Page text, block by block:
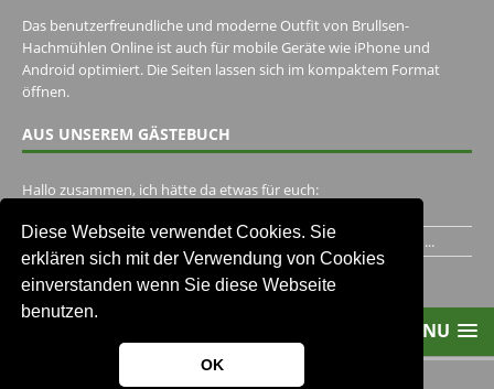
Diese Webseite verwendet Cookies. Sie
erklären sich mit der Verwendung von Cookies
einverstanden wenn Sie diese Webseite
benutzen.
OK
Das benutzerfreundliche und moderne Outfit von Brullsen-
Hachmühlen Online ist auch für mobile Geräte wie iPhone und
Android optimiert. Die Seiten lassen sich im kompaktem Format
öffnen.
AUS UNSEREM GÄSTEBUCH
Hallo zusammen, ich hätte da etwas für euch:
Ich habe ein Jahr im Gasthaus Hugo Pape verbracht..Habe ihn...
Unser Gästebuch besuchen
MENU